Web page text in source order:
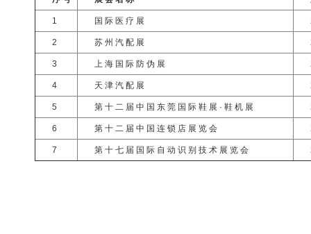
1 国际医疗展
2 苏州汽配展
3 上海国际防伪展
4 天津汽配展
5 第十二届中国东莞国际鞋展·鞋机展
6 第十二届中国连锁店展览会
7 第十七届国际自动识别技术展览会